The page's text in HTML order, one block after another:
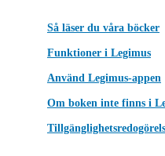
Så läser du våra böcker
Funktioner i Legimus
Använd Legimus-appen
Om boken inte finns i